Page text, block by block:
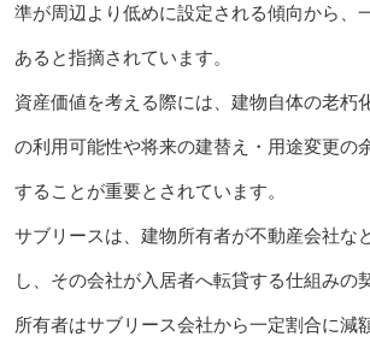
準が周辺より低めに設定される傾向から、
あると指摘されています。
資産価値を考える際には、建物自体の老朽
の利用可能性や将来の建替え・用途変更の
することが重要とされています。
サブリースは、建物所有者が不動産会社な
し、その会社が入居者へ転貸する仕組みの
所有者はサブリース会社から一定割合に減